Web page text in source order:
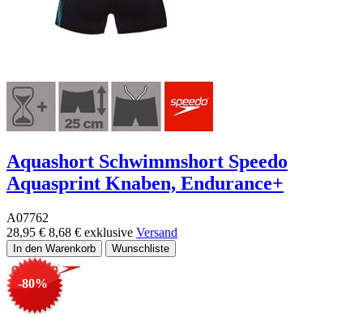
Aquashort Schwimmshort Speedo
Aquasprint Knaben, Endurance+
A07762
28,95 € 8,68 € exklusive Versand
-80%